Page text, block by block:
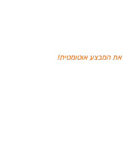
את המבצע אוטומטית!